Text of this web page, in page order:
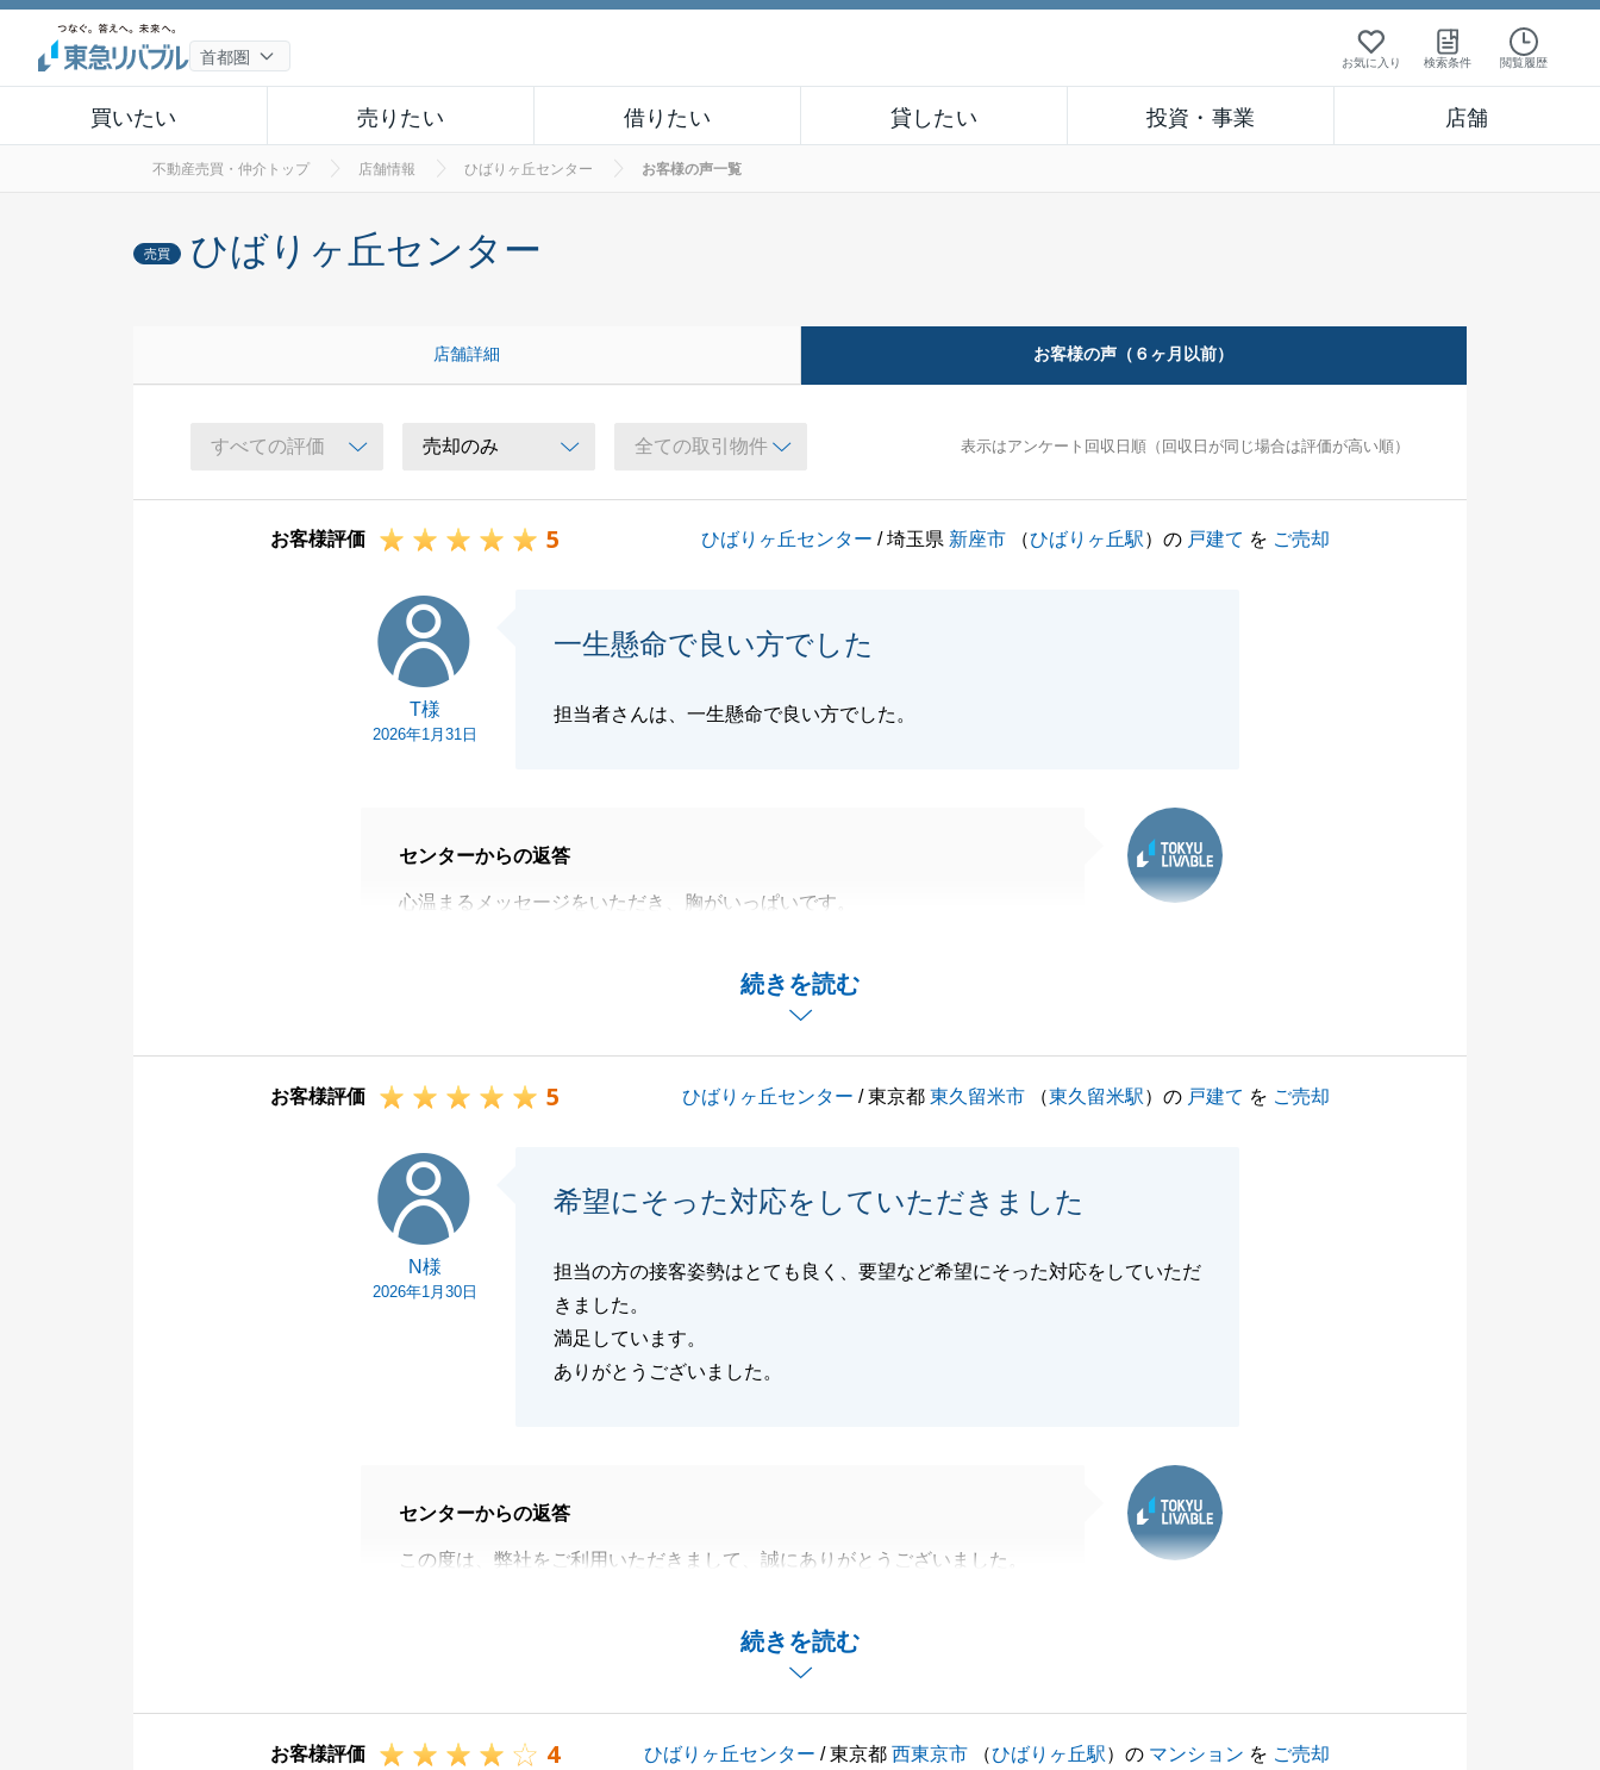
お気に入り 検索条件 閲覧履歴
買いたい 売りたい 借りたい 貸したい 投資・事業 店舗
不動産売買・仲介トップ 店舗情報 ひばりヶ丘センター お客様の声一覧
売買 ひばりヶ丘センター
店舗詳細 お客様の声（６ヶ月以前）
表示はアンケート回収日順（回収日が同じ場合は評価が高い順）
お客様評価 5 ひばりヶ丘センター / 埼玉県 新座市 （ひばりヶ丘駅）の 戸建て を ご売却
T様
2026年1月31日
一生懸命で良い方でした
担当者さんは、一生懸命で良い方でした。
続きを読む
センターからの返答
心温まるメッセージをいただき、胸がいっぱいです。
そのように見ていただけていたことが、何よりのエネルギーになります。
お客様評価 5 ひばりヶ丘センター / 東京都東久留米市 （東久留米駅）の 戸建て を ご売却
N様
2026年1月30日
希望にそった対応をしていただきました
担当の方の接客姿勢はとても良く、要望など希望にそった対応をしていただ
きました。
満足しています。
ありがとうございました。
続きを読む
センターからの返答
この度は、弊社をご利用いただきまして、誠にありがとうございました。
お忙しい中、様々な対応をしていただきましたこと、心より御礼申し上げま
お客様評価 4 ひばりヶ丘センター / 東京都西東京市 （ひばりヶ丘駅）の マンション を ご売却